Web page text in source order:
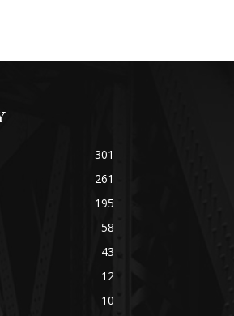
301
261
195
58
43
12
10